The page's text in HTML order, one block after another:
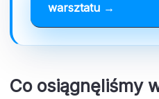
warsztatu →
Co osiągnęliśmy